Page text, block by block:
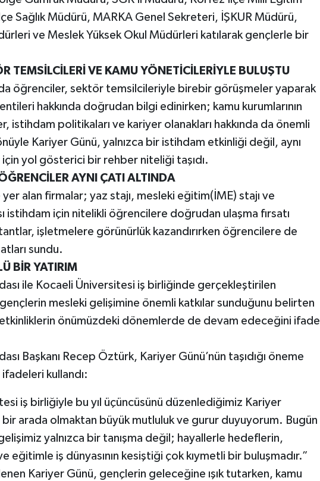
Sağlık Müdürü, MARKA Genel Sekreteri, İŞKUR Müdürü,
ve Meslek Yüksek Okul Müdürleri katılarak gençlerle bir
TEMSİLCİLERİ VE KAMU YÖNETİCİLERİYLE BULUŞTU
öğrenciler, sektör temsilcileriyle birebir görüşmeler yaparak
hakkında doğrudan bilgi edinirken; kamu kurumlarının
istihdam politikaları ve kariyer olanakları hakkında da önemli
Kariyer Günü, yalnızca bir istihdam etkinliği değil, aynı
yol gösterici bir rehber niteliği taşıdı.
AYNI ÇATI ALTINDA
yer alan firmalar; yaz stajı, mesleki eğitim(İME) stajı ve
istihdam için nitelikli öğrencilere doğrudan ulaşma fırsatı
işletmelere görünürlük kazandırırken öğrencilere de
sundu.
BİR YATIRIM
ile Kocaeli Üniversitesi iş birliğinde gerçekleştirilen
mesleki gelişimine önemli katkılar sunduğunu belirten
önümüzdeki dönemlerde de devam edeceğini ifade
Başkanı Recep Öztürk, Kariyer Günü’nün taşıdığı öneme
kullandı:
iş birliğiyle bu yıl üçüncüsünü düzenlediğimiz Kariyer
bir arada olmaktan büyük mutluluk ve gurur duyuyorum. Bugün
yalnızca bir tanışma değil; hayallerle hedeflerin,
eğitimle iş dünyasının kesiştiği çok kıymetli bir buluşmadır.”
Kariyer Günü, gençlerin geleceğine ışık tutarken, kamu